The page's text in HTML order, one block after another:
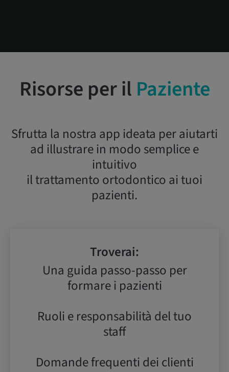
Risorse per il Paziente
Sfrutta la nostra app ideata per aiutarti
ad illustrare in modo semplice e
intuitivo
il trattamento ortodontico ai tuoi
pazienti.
Troverai:
Una guida passo-passo per
formare i pazienti
Ruoli e responsabilità del tuo
staff
Domande frequenti dei clienti